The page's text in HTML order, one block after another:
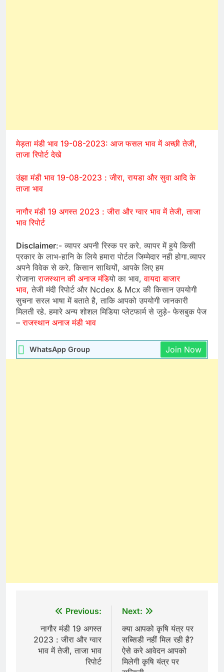
मेड़ता मंडी भाव 19-08-2023: आज फसल भाव में अच्छी तेजी,
ताजा रिपोर्ट देखे
उंझा मंडी भाव 19-08-2023 : जीरा, रायडा और सुवा आदि के
ताजा भाव
नागौर मंडी 19 अगस्त 2023 : जीरा और ग्वार भाव में तेजी, ताजा
भाव रिपोर्ट
Disclaimer:- व्यापर अपनी रिस्क पर करे. व्यापर में हुये किसी
प्रकार के लाभ-हानि के लिये हमारा पोर्टल जिम्मेदार नही होगा.व्यापर
अपने विवेक से करे. किसान साथियों, आपके लिए हम
रोजानाराजस्थान की अनाज मंडियो का भाव, वायदा बाजार
भाव, तेजी मंदी रिपोर्ट और Ncdex & Mcx की किसान उपयोगी
सुचना सरल भाषा में बताते है, ताकि आपको उपयोगी जानकारी
मिलती रहे. हमारे अन्य शोशल मिडिया प्लेटफार्म से जुड़े- फेसबुक पेज
–राजस्थान अनाज मंडी भाव
WhatsApp Group Join Now
navigation
Previous:
नागौर मंडी 19 अगस्त
2023 : जीरा और ग्वार
भाव में तेजी, ताजा भाव
रिपोर्ट
Next:
क्या आपको कृषि यंत्र पर
सब्सिडी नहीं मिल रही है?
ऐसे करे आवेदन आपको
मिलेगी कृषि यंत्र पर